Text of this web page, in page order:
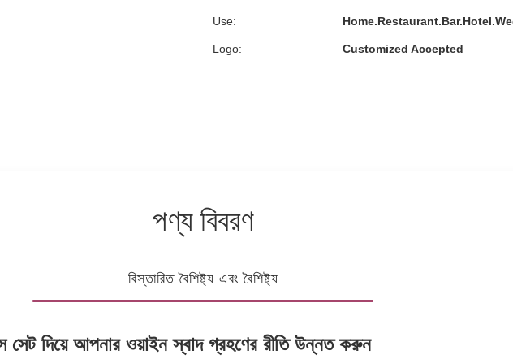
Use:
Logo: Customized Accepted
পণ্য বিবরণ
বিস্তারিত বৈশিষ্ট্য এবং বৈশিষ্ট্য
সেট দিয়ে আপনার ওয়াইন স্বাদ গ্রহণের রীতি উন্নত করুন